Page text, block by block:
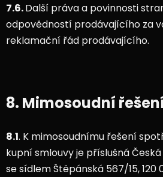
7.6.Další práva a povinnosti
odpovědností prodávajícího za
reklamační řád prodávajícího.
8. Mimosoudní
8.1. K mimosoudnímu řešení
kupní smlouvy je příslušná
se sídlem Štěpánská 567/15, 120